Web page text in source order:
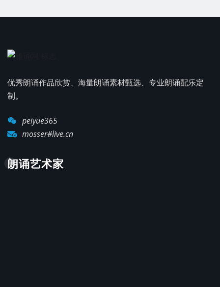
优秀朗诵作品欣赏、海量朗诵素材甄选、专业朗诵配乐定
制。
peiyue365
mosser#live.cn
朗诵艺术家